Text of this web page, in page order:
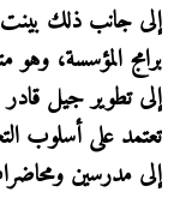
برامج المؤسسة،
إلى تطوير جيل قادر
تعتمد على أسلوب
إلى مدرسين